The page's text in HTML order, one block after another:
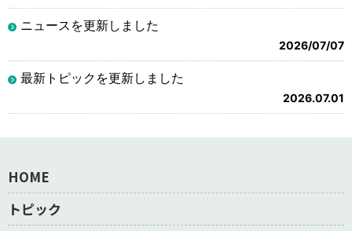
ニュースを更新しました
2026/07/07
最新トピックを更新しました
2026.07.01
HOME
トピック